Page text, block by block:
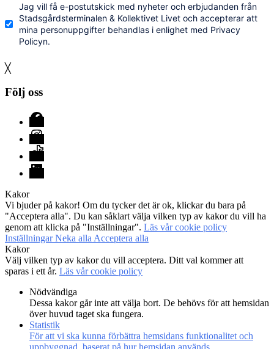
Jag vill få e-postutskick med nyheter och erbjudanden från
Stadsgårdsterminalen & Kollektivet Livet och accepterar att
mina personuppgifter behandlas i enlighet med Privacy
Policyn.
╳
Följ oss
Facebook
Instagram
TikTok
LinkedIn
Kakor
Vi bjuder på kakor! Om du tycker det är ok, klickar du bara på
"Acceptera alla". Du kan såklart välja vilken typ av kakor du vill ha
genom att klicka på "Inställningar". Läs vår cookie policy
InställningarNeka alla Acceptera alla
Kakor
Välj vilken typ av kakor du vill acceptera. Ditt val kommer att
sparas i ett år. Läs vår cookie policy
Nödvändiga
Dessa kakor går inte att välja bort. De behövs för att hemsidan
över huvud taget ska fungera.
Statistik
För att vi ska kunna förbättra hemsidans funktionalitet och
uppbyggnad, baserat på hur hemsidan används.